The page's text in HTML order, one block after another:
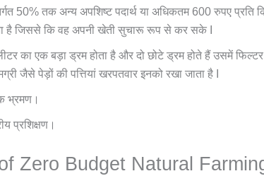
50% तक अन्य अपशिष्ट पदार्थ या अधिकतम 600 रुपए प्रति
है जिससे कि वह अपनी खेती सुचारू रूप से कर सके I
का एक बड़ा ड्रम होता है और दो छोटे ड्रम होते हैं उसमें फिल्टर
जैसे पेड़ों की पत्तियां खरपतवार इनको रखा जाता है I
भ्रमण।
प्रशिक्षण।
Zero Budget Natural